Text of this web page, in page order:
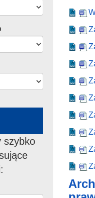
szybko